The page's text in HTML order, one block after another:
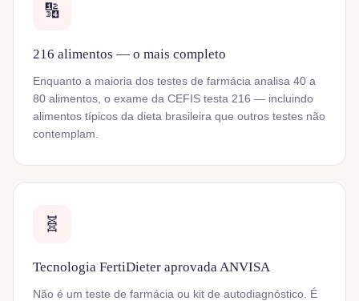
🔢
216 alimentos — o mais completo
Enquanto a maioria dos testes de farmácia analisa 40 a
80 alimentos, o exame da CEFIS testa 216 — incluindo
alimentos típicos da dieta brasileira que outros testes não
contemplam.
🧬
Tecnologia FertiDieter aprovada ANVISA
Não é um teste de farmácia ou kit de autodiagnóstico. É